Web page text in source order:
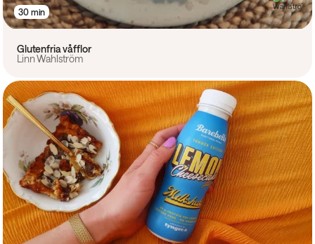
30 min
Glutenfria våfflor
Linn Wahlström